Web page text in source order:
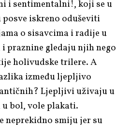
i sentimentalni!, koji se u
iskreno oduševiti
o sisavcima i radije u
praznine gledaju njih nego
holivudske trilere. A
između ljepljivo
Ljepljivi uživaju u
bol, vole plakati.
neprekidno smiju jer su